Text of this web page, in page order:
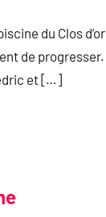
du Clos d’or
de progresser.
et […]